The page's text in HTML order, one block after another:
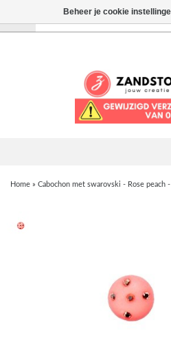
Home » Cabochon met swarovski - Rose peach
Beheer je cookie